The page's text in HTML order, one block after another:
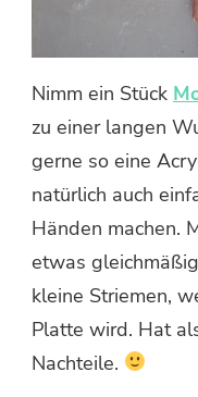
Nimm ein Stück
zu einer langen
gerne so eine
natürlich auch
Händen machen.
etwas
kleine Striemen,
Platte wird. Hat
Nachteile.